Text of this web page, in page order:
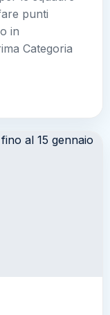
punti
in
Categoria